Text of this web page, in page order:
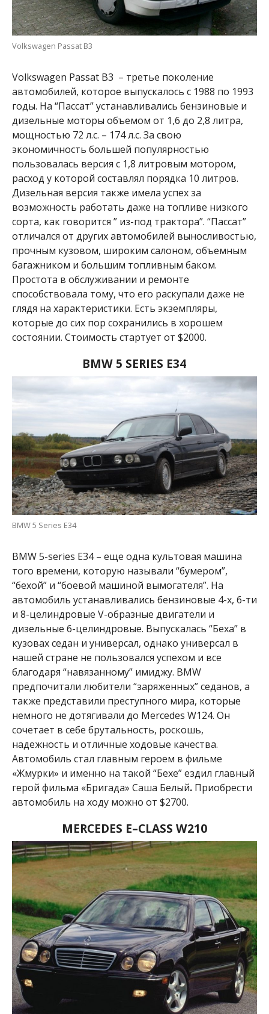
Volkswagen Passat B3
Volkswagen Passat B3 – третье поколение
автомобилей, которое выпускалось с 1988 по 1993
годы. На “Пассат” устанавливались бензиновые и
дизельные моторы объемом от 1,6 до 2,8 литра,
мощностью 72 л.с. – 174 л.с. За свою
экономичность большей популярностью
пользовалась версия с 1,8 литровым мотором,
расход у которой составлял порядка 10 литров.
Дизельная версия также имела успех за
возможность работать даже на топливе низкого
сорта, как говорится ” из-под трактора”. “Пассат”
отличался от других автомобилей выносливостью,
прочным кузовом, широким салоном, объемным
багажником и большим топливным баком.
Простота в обслуживании и ремонте
способствовала тому, что его раскупали даже не
глядя на характеристики. Есть экземпляры,
которые до сих пор сохранились в хорошем
состоянии. Стоимость стартует от $2000.
BMW 5 SERIES E34
BMW 5 Series E34
BMW 5-series E34 – еще одна культовая машина
того времени, которую называли “бумером”,
“бехой” и “боевой машиной вымогателя”. На
автомобиль устанавливались бензиновые 4-х, 6-ти
и 8-целиндровые V-образные двигатели и
дизельные 6-целиндровые. Выпускалась “Беха” в
кузовах седан и универсал, однако универсал в
нашей стране не пользовался успехом и все
благодаря “навязанному” имиджу. BMW
предпочитали любители “заряженных” седанов, а
также представили преступного мира, которые
немного не дотягивали до Mercedes W124. Он
сочетает в себе брутальность, роскошь,
надежность и отличные ходовые качества.
Автомобиль стал главным героем в фильме
«Жмурки» и именно на такой “Бехе” ездил главный
герой фильма «Бригада» Саша Белый.Приобрести
автомобиль на ходу можно от $2700.
MERCEDES E–CLASS W210